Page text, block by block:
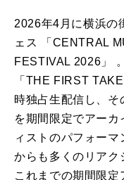
2026年4月に横浜の
ェス 「CENTRAL
FESTIVAL 2026」 。
「THE FIRST
時独占生配信し、そ
を期間限定でアー
ィストのパフォー
からも多くのリアク
これまでの期間限